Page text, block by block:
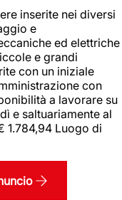
inserite nei diversi
e
ed elettriche
e grandi
con un iniziale
con
a lavorare su
e saltuariamente al
1.784,94 Luogo di